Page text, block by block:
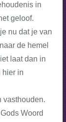
in
geloof.
nu dat je van
de hemel
laat dan in
hier in
vasthouden.
Woord